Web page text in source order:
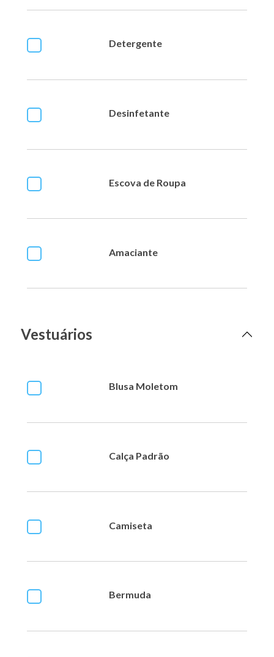
Detergente
Desinfetante
Escova de Roupa
Amaciante
Vestuários
Blusa Moletom
Calça Padrão
Camiseta
Bermuda